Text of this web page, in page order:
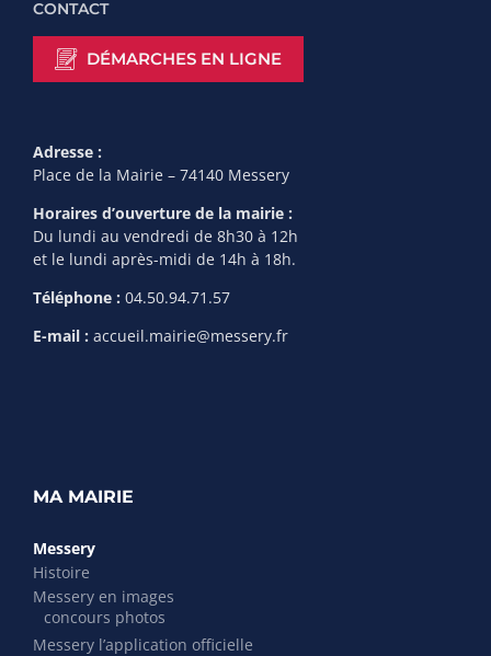
CONTACT
DÉMARCHES EN LIGNE
Adresse :
Place de la Mairie – 74140 Messery
Horaires d’ouverture de la mairie :
Du lundi au vendredi de 8h30 à 12h
et le lundi après-midi de 14h à 18h.
Téléphone : 04.50.94.71.57
E-mail : accueil.mairie@messery.fr
MA MAIRIE
Messery
Histoire
Messery en images
concours photos
Messery l’application officielle